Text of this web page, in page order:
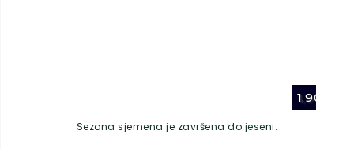
1,90
Sezona sjemena je završena do jeseni.